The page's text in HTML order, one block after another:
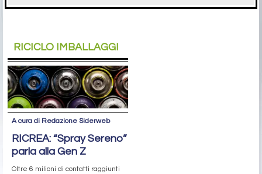
RICICLO IMBALLAGGI
A cura di Redazione Siderweb
RICREA: “Spray Sereno”
parla alla Gen Z
Oltre 6 milioni di contatti raggiunti